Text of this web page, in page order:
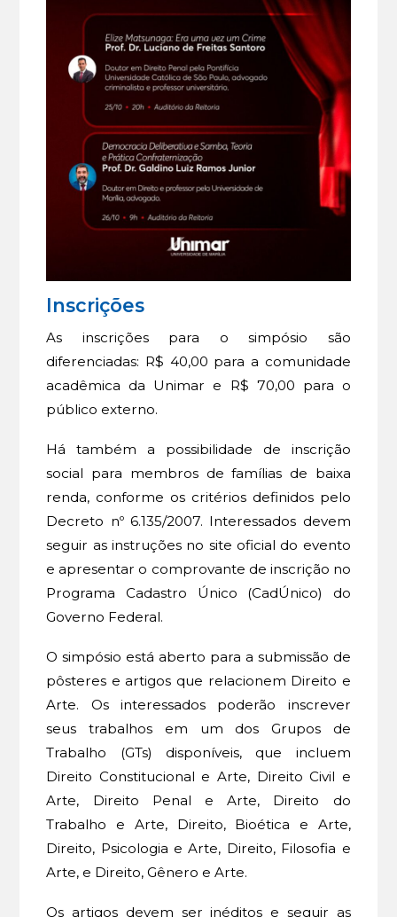
Inscrições
As inscrições para o simpósio são
diferenciadas: R$ 40,00 para a comunidade
acadêmica da Unimar e R$ 70,00 para o
público externo.
Há também a possibilidade de inscrição
social para membros de famílias de baixa
renda, conforme os critérios definidos pelo
Decreto nº 6.135/2007. Interessados devem
seguir as instruções no site oficial do evento
e apresentar o comprovante de inscrição no
Programa Cadastro Único (CadÚnico) do
Governo Federal.
O simpósio está aberto para a submissão de
pôsteres e artigos que relacionem Direito e
Arte. Os interessados poderão inscrever
seus trabalhos em um dos Grupos de
Trabalho (GTs) disponíveis, que incluem
Direito Constitucional e Arte, Direito Civil e
Arte, Direito Penal e Arte, Direito do
Trabalho e Arte, Direito, Bioética e Arte,
Direito, Psicologia e Arte, Direito, Filosofia e
Arte, e Direito, Gênero e Arte.
Os artigos devem ser inéditos e seguir as